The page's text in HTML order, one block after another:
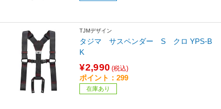
TJMデザイン
タジマ サスペンダー S クロ YPS-B
K
¥2,990 (税込)
ポイント：299
在庫あり